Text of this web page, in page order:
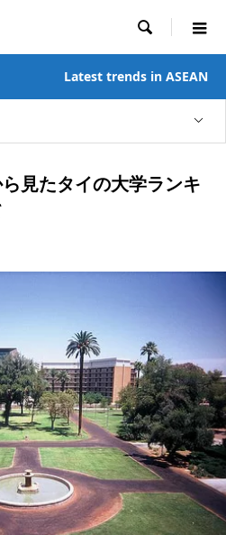

Latest trends in ASEAN
見たタイの大学ランキ